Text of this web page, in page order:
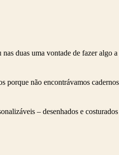
duas uma vontade de fazer algo
porque não encontrávamos
– desenhados e